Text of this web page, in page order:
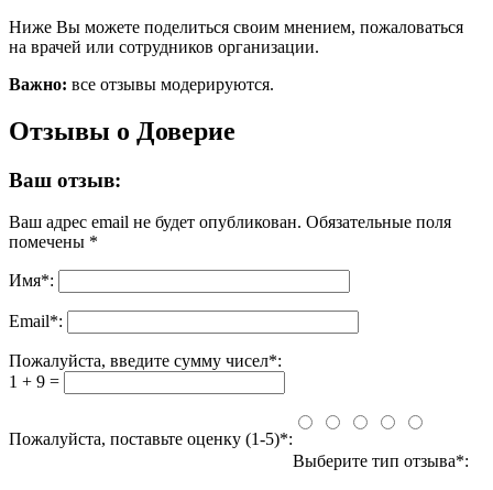
Ниже Вы можете поделиться своим мнением, пожаловаться
на врачей или сотрудников организации.
Важно: все отзывы модерируются.
Отзывы о Доверие
Ваш отзыв:
Ваш адрес email не будет опубликован. Обязательные поля
помечены *
Имя*:
Email*:
Пожалуйста, введите сумму чисел*:
1 + 9 =
Пожалуйста, поставьте оценку (1-5)*:
Выберите тип отзыва*: